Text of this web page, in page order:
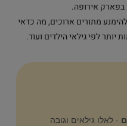
בפארק אירופה.
מתורים ארוכים, מה כדאי
לפי גילאי הילדים ועוד.
- לאלו גילאים וגובה